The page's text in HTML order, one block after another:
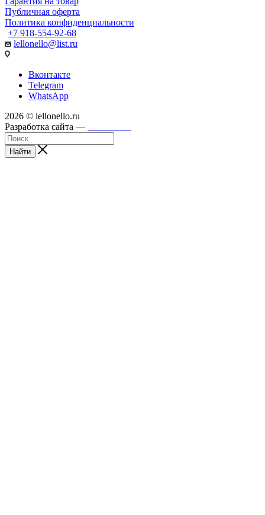
Публичная оферта
Политика конфиденциальности
+7 918-554-92-68
lellonello@list.ru
Вконтакте
Telegram
WhatsApp
2026 © lellonello.ru
Разработка сайта —
Найти